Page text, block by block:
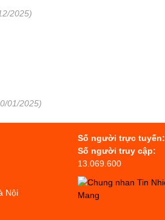
2025)
01/2025)
Nội
Số người trực tuyến:
Số người truy cập:
13.069.600